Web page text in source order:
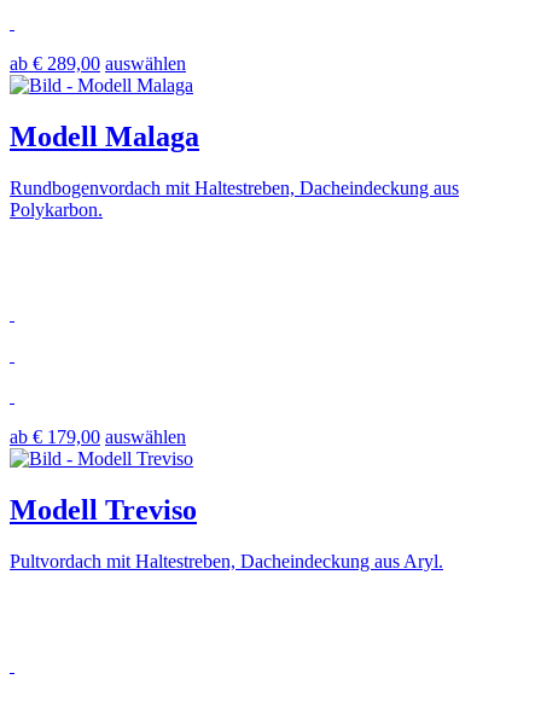
ab € 289,00 auswählen
Modell Malaga
Rundbogenvordach mit Haltestreben, Dacheindeckung aus
Polykarbon.
ab € 179,00 auswählen
Modell Treviso
Pultvordach mit Haltestreben, Dacheindeckung aus Aryl.